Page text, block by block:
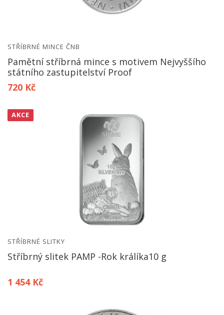
STŘÍBRNÉ MINCE ČNB
Pamětní stříbrná mince s motivem Nejvyššího
státního zastupitelství Proof
720 Kč
AKCE
STŘÍBRNÉ SLITKY
Stříbrný slitek PAMP -Rok králíka10 g
1 454 Kč